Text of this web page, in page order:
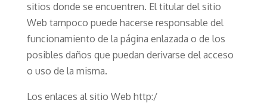
sitios donde se encuentren. El titular del sitio
Web tampoco puede hacerse responsable del
funcionamiento de la página enlazada o de los
posibles daños que puedan derivarse del acceso
o uso de la misma.
Los enlaces al sitio Web http:/